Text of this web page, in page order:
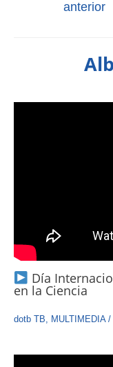
anterior
Día
en la Ciencia
dotb TB, MULTIMEDIA/